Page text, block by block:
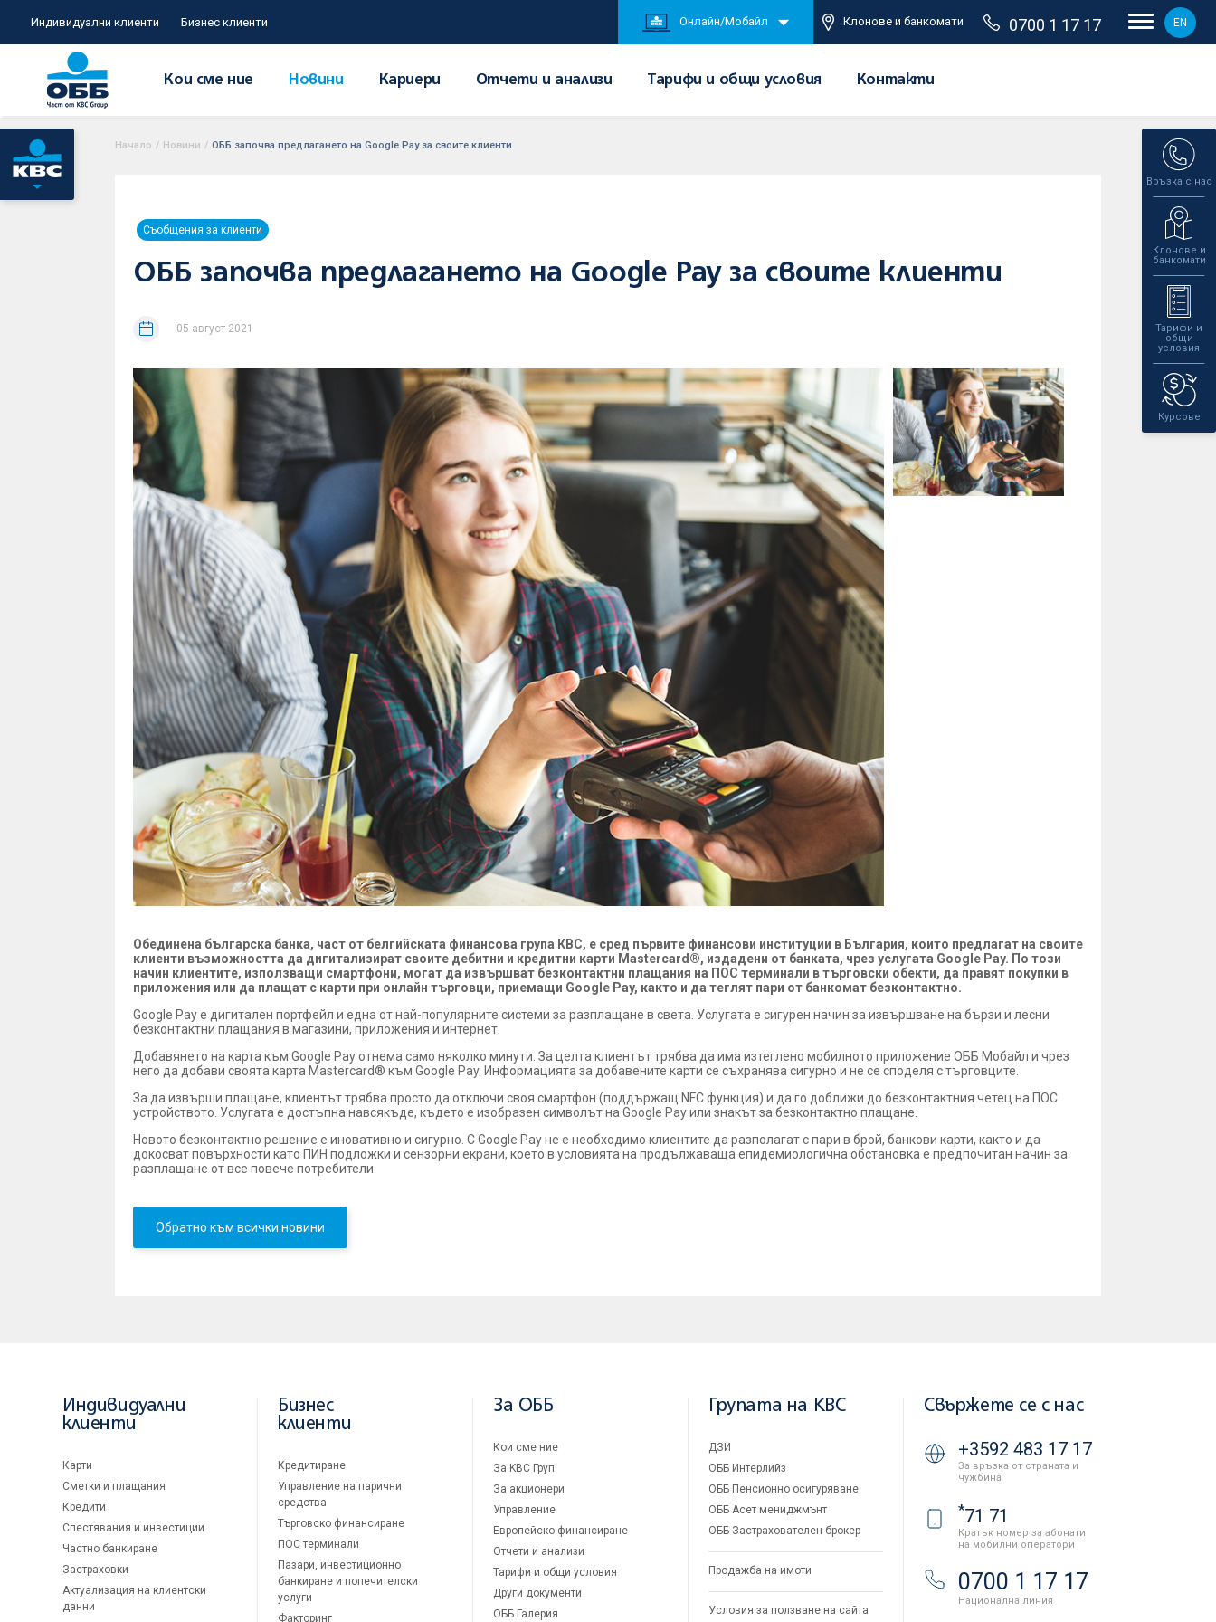
Индивидуални клиенти Бизнес клиенти Онлайн/Мобайл Клонове и банкомати 0700 1 17 17 EN
Кои сме ние Новини Кариери Отчети и анализи Тарифи и общи условия Контакти
Връзка с нас
Клонове и
банкомати
Тарифи и
общи
условия
Курсове
Начало / Новини / ОББ започва предлагането на Google Pay за своите клиенти
Съобщения за клиенти
ОББ започва предлагането на Google Pay за своите клиенти
05 август 2021
Обединена българска банка, част от белгийската финансова група КВС, е сред първите финансови институции в България, които предлагат на своите
клиенти възможността да дигитализират своите дебитни и кредитни карти Mastercard®, издадени от банката, чрез услугата Google Pay. По този
начин клиентите, използващи смартфони, могат да извършват безконтактни плащания на ПОС терминали в търговски обекти, да правят покупки в
приложения или да плащат с карти при онлайн търговци, приемащи Google Pay, както и да теглят пари от банкомат безконтактно.
Google Pay е дигитален портфейл и една от най-популярните системи за разплащане в света. Услугата е сигурен начин за извършване на бързи и лесни
безконтактни плащания в магазини, приложения и интернет.
Добавянето на карта към Google Pay отнема само няколко минути. За целта клиентът трябва да има изтеглено мобилното приложение ОББ Мобайл и чрез
него да добави своята карта Mastercard® към Google Pay. Информацията за добавените карти се съхранява сигурно и не се споделя с търговците.
За да извърши плащане, клиентът трябва просто да отключи своя смартфон (поддържащ NFC функция) и да го доближи до безконтактния четец на ПОС
устройството. Услугата е достъпна навсякъде, където е изобразен символът на Google Pay или знакът за безконтактно плащане.
Новото безконтактно решение е иновативно и сигурно. С Google Pay не е необходимо клиентите да разполагат с пари в брой, банкови карти, както и да
докосват повърхности като ПИН подложки и сензорни екрани, което в условията на продължаваща епидемиологична обстановка е предпочитан начин за
разплащане от все повече потребители.
Обратно към всички новини
Индивидуални
клиенти
Карти
Сметки и плащания
Кредити
Спестявания и инвестиции
Частно банкиране
Застраховки
Актуализация на клиентски
данни
Бизнес
клиенти
Кредитиране
Управление на парични
средства
Търговско финансиране
ПОС терминали
Пазари, инвестиционно
банкиране и попечителски
услуги
Факторинг
За ОББ
Кои сме ние
За KBC Груп
За акционери
Управление
Европейско финансиране
Отчети и анализи
Тарифи и общи условия
Други документи
ОББ Галерия
Групата на KBC
ДЗИ
ОББ Интерлийз
ОББ Пенсионно осигуряване
ОББ Асет мениджмънт
ОББ Застрахователен брокер
Продажба на имоти
Условия за ползване на сайта
Свържете се с нас
+3592 483 17 17
За връзка от страната и
чужбина
*71 71
Кратък номер за абонати
на мобилни оператори
0700 1 17 17
Национална линия